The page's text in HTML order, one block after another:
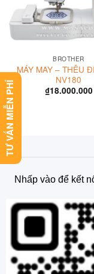
BROTHER
MÁY MAY – THÊU
NV180
₫18.000.000
Nhấp vào để kết
TƯ VẤN MIỄN PHÍ